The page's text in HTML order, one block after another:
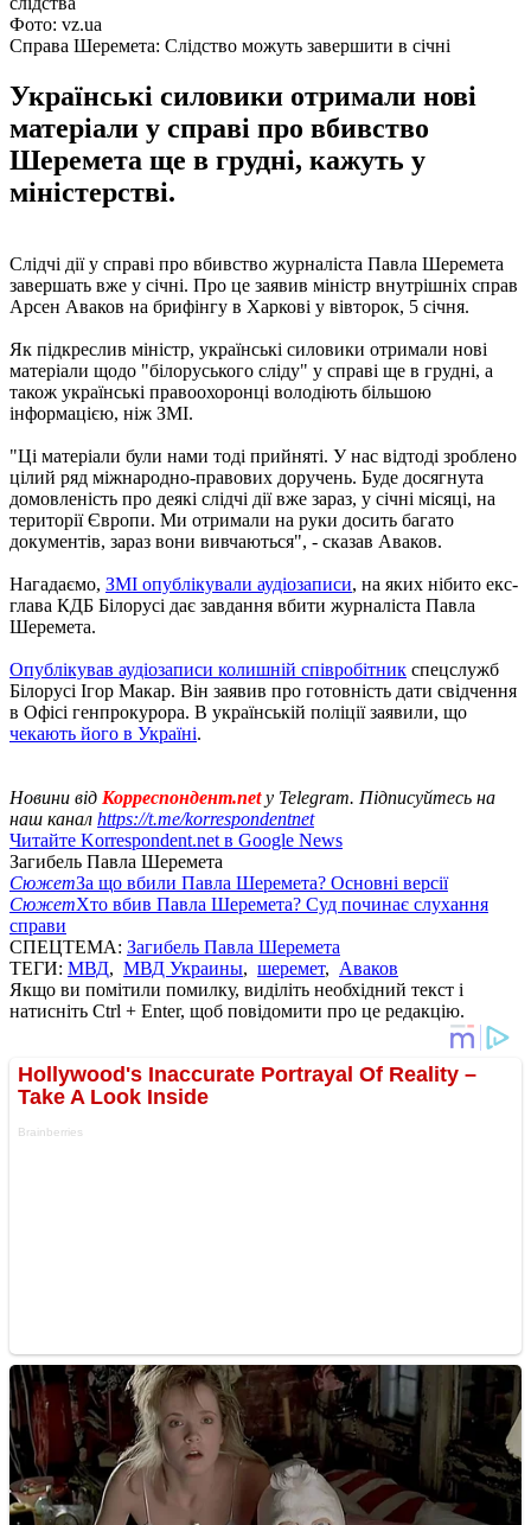
Фото: vz.ua
Справа Шеремета: Слідство можуть завершити в січні
Українські силовики отримали нові
матеріали у справі про вбивство
Шеремета ще в грудні, кажуть у
міністерстві.
Слідчі дії у справі про вбивство журналіста Павла Шеремета
завершать вже у січні. Про це заявив міністр внутрішніх справ
Арсен Аваков на брифінгу в Харкові у вівторок, 5 січня.
Як підкреслив міністр, українські силовики отримали нові
матеріали щодо "білоруського сліду" у справі ще в грудні, а
також українські правоохоронці володіють більшою
інформацією, ніж ЗМІ.
"Ці матеріали були нами тоді прийняті. У нас відтоді зроблено
цілий ряд міжнародно-правових доручень. Буде досягнута
домовленість про деякі слідчі дії вже зараз, у січні місяці, на
території Європи. Ми отримали на руки досить багато
документів, зараз вони вивчаються", - сказав Аваков.
Нагадаємо, ЗМІ опублікували аудіозаписи, на яких нібито екс-
глава КДБ Білорусі дає завдання вбити журналіста Павла
Шеремета.
Опублікував аудіозаписи колишній співробітник спецслужб
Білорусі Ігор Макар. Він заявив про готовність дати свідчення
в Офісі генпрокурора. В українській поліції заявили, що
чекають його в Україні.
Новини від Корреспондент.netу Telegram. Підписуйтесь на
наш канал https://t.me/korrespondentnet
Читайте Korrespondent.net в Google News
Загибель Павла Шеремета
СюжетЗа що вбили Павла Шеремета? Основні версії
СюжетХто вбив Павла Шеремета? Суд починає слухання
справи
СПЕЦТЕМА: Загибель Павла Шеремета
ТЕГИ: МВД, МВД Украины, шеремет, Аваков
Якщо ви помітили помилку, виділіть необхідний текст і
натисніть Ctrl + Enter, щоб повідомити про це редакцію.